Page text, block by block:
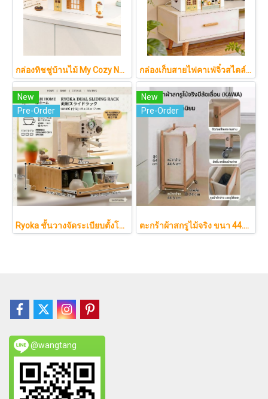
กล่องทิชชู่บ้านไม้ My Cozy Nest สไตล์มินิมอล นอร์ดิก ของแต่งบ้านรูปบ้าน ขนมปัง เบเกอรี่ กล่องใส่กระดาษทิชชู่แบบตั้งโต๊ะ ฝาเปิดแม่เหล็ก เติมกระดาษง่าย กล่องเก็บสายไฟคาเฟ่จิ๋วสไตล์ญี่ปุ่นมินิมอล ซ่อนเร้าเตอร์และปลั๊กไฟให้ห้องดูละมุนเหมือนยกคาเฟ่จากโตเกียวมาไว้ที่บ้าน
New
Pre-Order
Ryoka ชั้นวางจัดระเบียบตั้งโต๊ะ 2 ชั้น สไตล์มินิมอล-ญี่ปุ่น ลิ้นชักเลื่อน ลิ้นชักเก็บแก้ว วัสดุไม้ธรรมชาติ ไม่ต้องประกอบ ประหยัดพื้นที่เคาน์เตอร์
New
Pre-Order
ตะกร้าผ้าสกรูไม้จริง ขนา 44.5cm รุ่น KAWA Minimalist สไตล์ญี่ปุ่นเคลื่อนที่ได้ มีล้อเลื่อน (KAWA)
@wangtang